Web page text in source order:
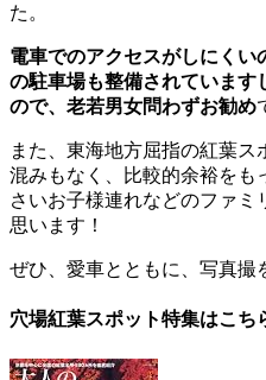
た。
電車でのアクセスがしにく
の駐車場も整備されています
ので、老若男女問わずお勧め
また、東海地方屈指の紅葉ス
混みもなく、比較的余裕をも
さいお子様連れなどのファミ
思います！
ぜひ、愛車とともに、写真撮
穴場紅葉スポット特集はこち